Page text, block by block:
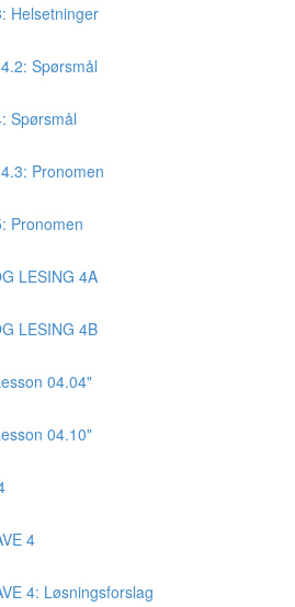
Helsetninger
Spørsmål
Spørsmål
Pronomen
Pronomen
LESING 4A
LESING 4B
04.04"
04.10"
4
4: Løsningsforslag